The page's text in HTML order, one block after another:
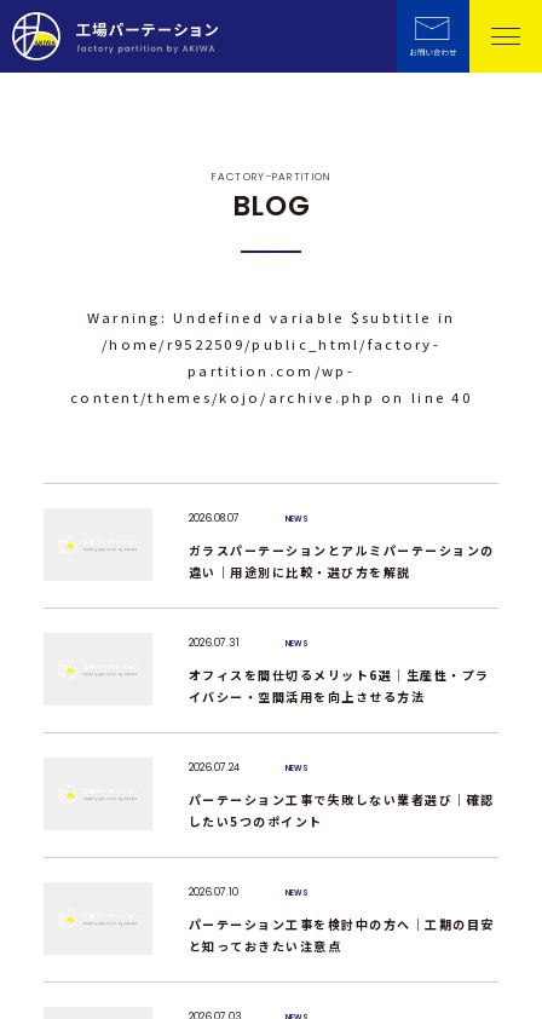
FACTORY-PARTITION
BLOG
Warning : Undefined variable $subtitle in
/home/r9522509/public_html/factory-
partition.com/wp-
content/themes/kojo/archive.php on line40
2026.08.07 NEWS
ガラスパーテーションとアルミパーテーションの
違い｜用途別に比較・選び方を解説
2026.07.31 NEWS
オフィスを間仕切るメリット6選｜生産性・プラ
イバシー・空間活用を向上させる方法
2026.07.24 NEWS
パーテーション工事で失敗しない業者選び｜確認
したい5つのポイント
2026.07.10 NEWS
パーテーション工事を検討中の方へ｜工期の目安
と知っておきたい注意点